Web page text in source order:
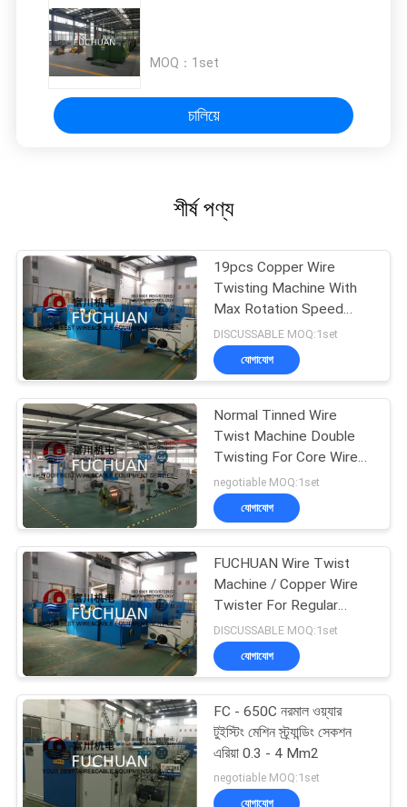
MOQ： 1set
চালিয়ে
শীর্ষ পণ্য
19pcs Copper Wire
Twisting Machine With
Max Rotation Speed
2000rpm / 4000TPM
DISCUSSABLE MOQ:1set
যোগাযোগ
Normal Tinned Wire
Twist Machine Double
Twisting For Core Wires
Touch Screen
negotiable MOQ:1set
যোগাযোগ
FUCHUAN Wire Twist
Machine / Copper Wire
Twister For Regular
1+6+12 Conductors
DISCUSSABLE MOQ:1set
যোগাযোগ
FC - 650C নরমাল ওয়্যার
টুইস্টিং মেশিন স্ট্র্যান্ডিং সেকশন
এরিয়া 0.3 - 4 Mm2
negotiable MOQ:1set
যোগাযোগ